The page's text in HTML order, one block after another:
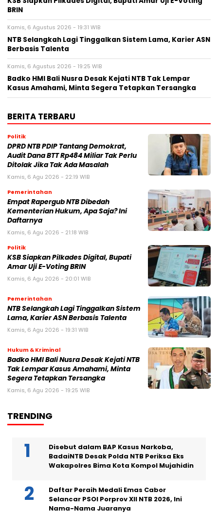
BRIN
Kamis, 6 Agustus 2026 - 19:31 WIB
NTB Selangkah Lagi Tinggalkan Sistem Lama, Karier ASN
Berbasis Talenta
Kamis, 6 Agustus 2026 - 19:25 WIB
Badko HMI Bali Nusra Desak Kejati NTB Tak Lempar
Kasus Amahami, Minta Segera Tetapkan Tersangka
BERITA TERBARU
Politik
DPRD NTB PDIP Tantang Demokrat,
Audit Dana BTT Rp484 Miliar Tak Perlu
Ditolak Jika Tak Ada Masalah
Kamis, 6 Agu 2026 - 22:19 WIB
Pemerintahan
Empat Rapergub NTB Dibedah
Kementerian Hukum, Apa Saja? Ini
Daftarnya
Kamis, 6 Agu 2026 - 21:18 WIB
Politik
KSB Siapkan Pilkades Digital, Bupati
Amar Uji E-Voting BRIN
Kamis, 6 Agu 2026 - 20:01 WIB
Pemerintahan
NTB Selangkah Lagi Tinggalkan Sistem
Lama, Karier ASN Berbasis Talenta
Kamis, 6 Agu 2026 - 19:31 WIB
Hukum & Kriminal
Badko HMI Bali Nusra Desak Kejati NTB
Tak Lempar Kasus Amahami, Minta
Segera Tetapkan Tersangka
Kamis, 6 Agu 2026 - 19:25 WIB
TRENDING
Disebut dalam BAP Kasus Narkoba,
BadaiNTB Desak Polda NTB Periksa Eks
Wakapolres Bima Kota Kompol Mujahidin
Daftar Peraih Medali Emas Cabor
Selancar PSOI Porprov XII NTB 2026, Ini
Nama-Nama Juaranya